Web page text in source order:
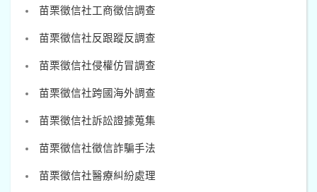
苗栗徵信社工商徵信調查
苗栗徵信社反跟蹤反調查
苗栗徵信社侵權仿冒調查
苗栗徵信社跨國海外調查
苗栗徵信社訴訟證據蒐集
苗栗徵信社徵信詐騙手法
苗栗徵信社醫療糾紛處理